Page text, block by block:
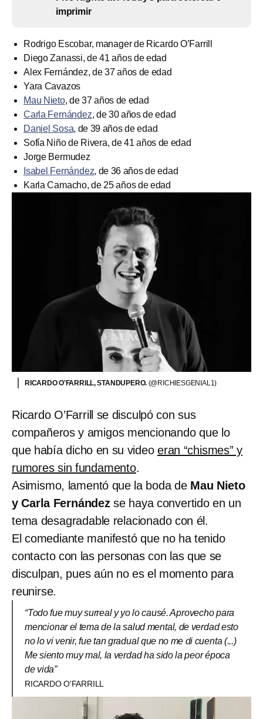
imprimir
Rodrigo Escobar, manager de Ricardo O’Farrill
Diego Zanassi, de 41 años de edad
Alex Fernández, de 37 años de edad
Yara Cavazos
Mau Nieto, de 37 años de edad
Carla Fernández, de 30 años de edad
Daniel Sosa, de 39 años de edad
Sofía Niño de Rivera, de 41 años de edad
Jorge Bermudez
Isabel Fernández, de 36 años de edad
Karla Camacho, de 25 años de edad
RICARDO O'FARRILL, STANDUPERO. (@RICHIESGENIAL1)
Ricardo O’Farrill se disculpó con sus
compañeros y amigos mencionando que lo
que había dicho en su videoeran “chismes” y
rumores sin fundamento.
Asimismo, lamentó que la boda de Mau Nieto
y Carla Fernándezse haya convertido en un
tema desagradable relacionado con él.
El comediante manifestó que no ha tenido
contacto con las personas con las que se
disculpan, pues aún no es el momento para
reunirse.
“Todo fue muy surreal y yo lo causé. Aprovecho para
mencionar el tema de la salud mental, de verdad esto
no lo vi venir, fue tan gradual que no me di cuenta (...)
Me siento muy mal, la verdad ha sido la peor época
de vida”
RICARDO O'FARRILL